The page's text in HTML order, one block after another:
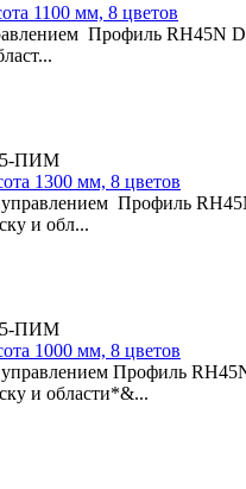
1100 мм, 8 цветов
Профиль RH45N
ПИМ
1300 мм, 8 цветов
Профиль
и обл...
ПИМ
1000 мм, 8 цветов
Профиль
и области*&...